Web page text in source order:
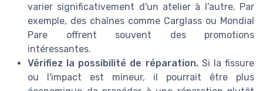
varier significativement d'un atelier à l'autre. Par
exemple, des chaînes comme Carglass ou Mondial
Pare offrent souvent des promotions
intéressantes.
Vérifiez la possibilité de réparation.Si la fissure
ou l'impact est mineur, il pourrait être plus